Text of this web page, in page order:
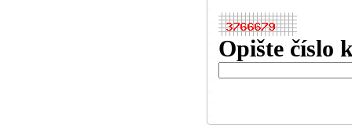
Opište číslo